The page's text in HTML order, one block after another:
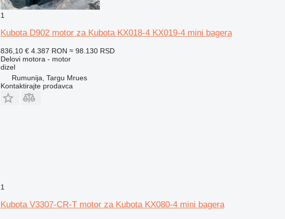
1
Kubota D902 motor za Kubota KX018-4 KX019-4 mini bagera
836,10 € 4.387 RON ≈ 98.130 RSD
Delovi motora - motor
dizel
Rumunija, Targu Mrues
Kontaktirajte prodavca
1
Kubota V3307-CR-T motor za Kubota KX080-4 mini bagera